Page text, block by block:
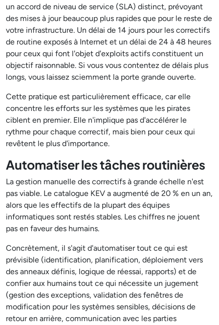
un accord de niveau de service (SLA) distinct, prévoyant
des mises à jour beaucoup plus rapides que pour le reste de
votre infrastructure. Un délai de 14 jours pour les correctifs
de routine exposés à Internet et un délai de 24 à 48 heures
pour ceux qui font l'objet d'exploits actifs constituent un
objectif raisonnable. Si vous vous contentez de délais plus
longs, vous laissez sciemment la porte grande ouverte.
Cette pratique est particulièrement efficace, car elle
concentre les efforts sur les systèmes que les pirates
ciblent en premier. Elle n'implique pas d'accélérer le
rythme pour chaque correctif, mais bien pour ceux qui
revêtent le plus d'importance.
Automatiser les tâches routinières
La gestion manuelle des correctifs à grande échelle n'est
pas viable. Le catalogue KEV a augmenté de 20 % en un an,
alors que les effectifs de la plupart des équipes
informatiques sont restés stables. Les chiffres ne jouent
pas en faveur des humains.
Concrètement, il s'agit d'automatiser tout ce qui est
prévisible (identification, planification, déploiement vers
des anneaux définis, logique de réessai, rapports) et de
confier aux humains tout ce qui nécessite un jugement
(gestion des exceptions, validation des fenêtres de
modification pour les systèmes sensibles, décisions de
retour en arrière, communication avec les parties